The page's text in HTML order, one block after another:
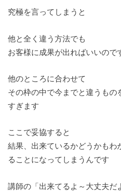
究極を言ってしまうと
他と全く違う方法でも
お客様に成果が出ればいいので
他のところに合わせて
その枠の中で今までと違うもの
すぎます
ここで妥協すると
結果、出来ているかどうかもわ
ることになってしまうんです
講師の「出来てるよ～大丈夫だ